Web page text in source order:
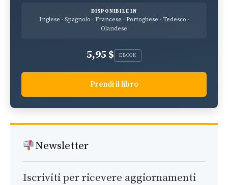
DISPONIBILE IN
Inglese · Spagnolo · Francese · Portoghese · Tedesco ·
Olandese
5,95 $ EBOOK
Prendi il libro
Newsletter
Iscriviti per ricevere aggiornamenti